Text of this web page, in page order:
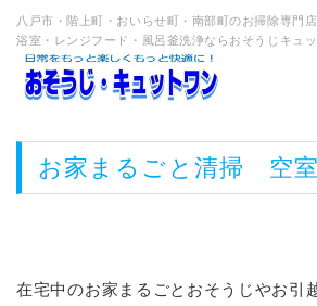
八戸市・階上町・おいらせ町・南部町のお掃除専門
浴室・レンジフード・風呂釜洗浄ならおそうじキュ
お家まるごと清掃 空
在宅中のお家まるごとおそうじやお引